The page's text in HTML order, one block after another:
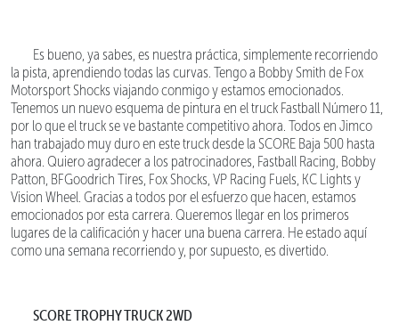
Es bueno, ya sabes, es nuestra práctica, simplemente recorriendo
la pista, aprendiendo todas las curvas. Tengo a Bobby Smith de Fox
Motorsport Shocks viajando conmigo y estamos emocionados.
Tenemos un nuevo esquema de pintura en el truck Fastball Número 11,
por lo que el truck se ve bastante competitivo ahora. Todos en Jimco
han trabajado muy duro en este truck desde la SCORE Baja 500 hasta
ahora. Quiero agradecer a los patrocinadores, Fastball Racing, Bobby
Patton, BFGoodrich Tires, Fox Shocks, VP Racing Fuels, KC Lights y
Vision Wheel. Gracias a todos por el esfuerzo que hacen, estamos
emocionados por esta carrera. Queremos llegar en los primeros
lugares de la calificación y hacer una buena carrera. He estado aquí
como una semana recorriendo y, por supuesto, es divertido.
SCORE TROPHY TRUCK 2WD